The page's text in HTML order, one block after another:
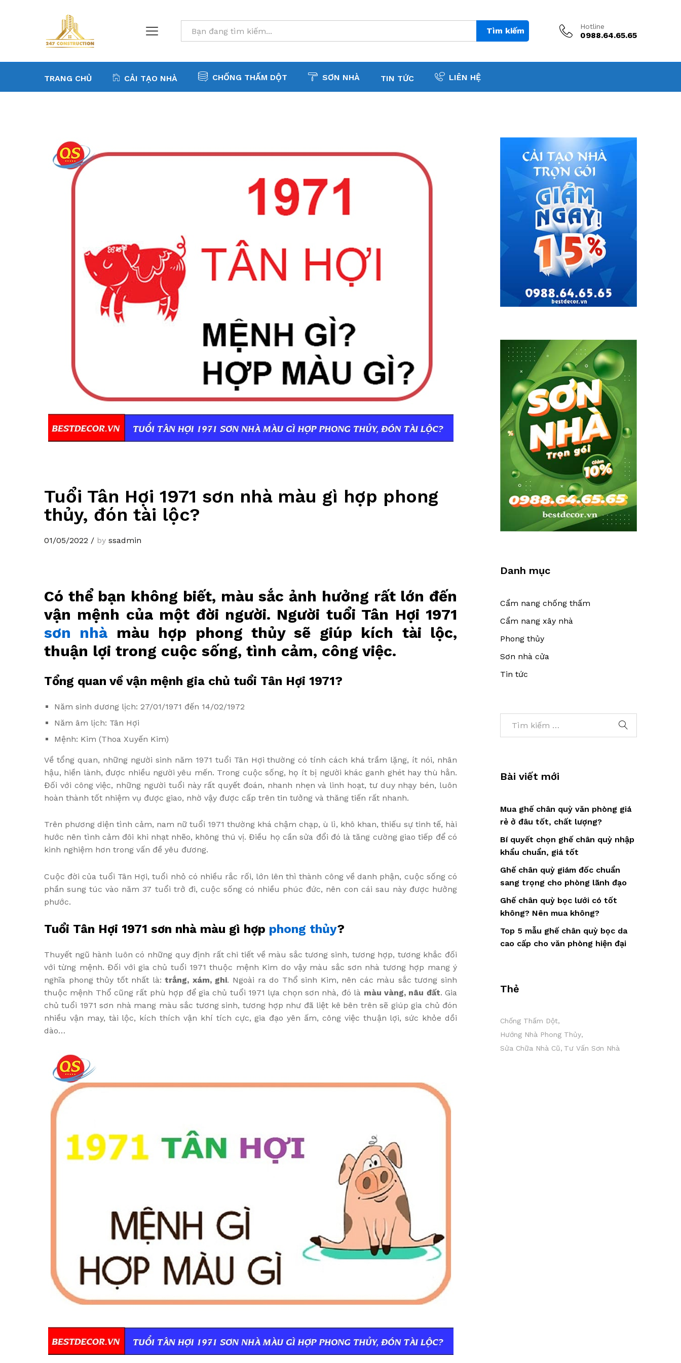
Tìm kiếm Hotline
0988.64.65.65
TRANG CHỦ CẢI TẠO NHÀ CHỐNG THẤM DỘT SƠN NHÀ TIN TỨC LIÊN HỆ
Tuổi Tân Hợi 1971 sơn nhà màu gì hợp phong
thủy, đón tài lộc?
01/05/2022 / by ssadmin
Có thể bạn không biết, màu sắc ảnh hưởng rất lớn đến
vận mệnh của một đời người. Người tuổi Tân Hợi 1971
sơn nhà màu hợp phong thủy sẽ giúp kích tài lộc,
thuận lợi trong cuộc sống, tình cảm, công việc.
Tổng quan về vận mệnh gia chủ tuổi Tân Hợi 1971?
Năm sinh dương lịch: 27/01/1971 đến 14/02/1972
Năm âm lịch: Tân Hợi
Mệnh: Kim (Thoa Xuyến Kim)
Về tổng quan, những người sinh năm 1971 tuổi Tân Hợi thường có tính cách khá trầm lặng, ít nói, nhân
hậu, hiền lành, được nhiều người yêu mến. Trong cuộc sống, họ ít bị người khác ganh ghét hay thù hằn.
Đối với công việc, những người tuổi này rất quyết đoán, nhanh nhẹn và linh hoạt, tư duy nhạy bén, luôn
hoàn thành tốt nhiệm vụ được giao, nhờ vậy được cấp trên tin tưởng và thăng tiến rất nhanh.
Trên phương diện tình cảm, nam nữ tuổi 1971 thường khá chậm chạp, ù lì, khô khan, thiếu sự tinh tế, hài
hước nên tình cảm đôi khi nhạt nhẽo, không thú vị. Điều họ cần sửa đổi đó là tăng cường giao tiếp để có
kinh nghiệm hơn trong vấn đề yêu đương.
Cuộc đời của tuổi Tân Hợi, tuổi nhỏ có nhiều rắc rối, lớn lên thì thành công về danh phận, cuộc sống có
phần sung túc vào năm 37 tuổi trở đi, cuộc sống có nhiều phúc đức, nên con cái sau này được hưởng
phước.
Tuổi Tân Hợi 1971 sơn nhà màu gì hợp phong thủy?
Thuyết ngũ hành luôn có những quy định rất chi tiết về màu sắc tương sinh, tương hợp, tương khắc đối
với từng mệnh. Đối với gia chủ tuổi 1971 thuộc mệnh Kim do vậy màu sắc sơn nhà tương hợp mang ý
nghĩa phong thủy tốt nhất là:trắng, xám, ghi. Ngoài ra do Thổ sinh Kim, nên các màu sắc tương sinh
thuộc mệnh Thổ cũng rất phù hợp để gia chủ tuổi 1971 lựa chọn sơn nhà, đó là màu vàng, nâu đất. Gia
chủ tuổi 1971 sơn nhà mang màu sắc tương sinh, tương hợp như đã liệt kê bên trên sẽ giúp gia chủ đón
nhiều vận may, tài lộc, kích thích vận khí tích cực, gia đạo yên ấm, công việc thuận lợi, sức khỏe dồi
dào…
Danh mục
Cẩm nang chống thấm
Cẩm nang xây nhà
Phong thủy
Sơn nhà cửa
Tin tức
Bài viết mới
Mua ghế chân quỳ văn phòng giá
rẻ ở đâu tốt, chất lượng?
Bí quyết chọn ghế chân quỳ nhập
khẩu chuẩn, giá tốt
Ghế chân quỳ giám đốc chuẩn
sang trọng cho phòng lãnh đạo
Ghế chân quỳ bọc lưới có tốt
không? Nên mua không?
Top 5 mẫu ghế chân quỳ bọc da
cao cấp cho văn phòng hiện đại
Thẻ
Chống Thấm Dột
Hướng Nhà Phong Thủy
Sửa Chữa Nhà Cũ Tư Vấn Sơn Nhà